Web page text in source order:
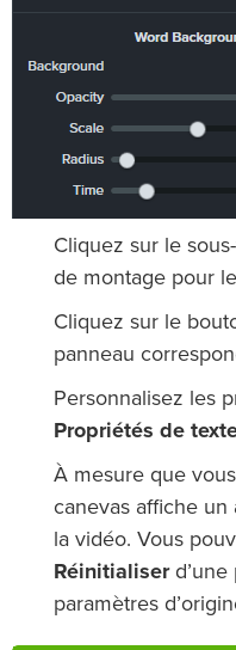
Cliquez sur le
de montage pour
Cliquez sur le
panneau
Personnalisez les
Propriétés de
À mesure que
canevas affiche
la vidéo. Vous
Réinitialiserd’une
paramètres